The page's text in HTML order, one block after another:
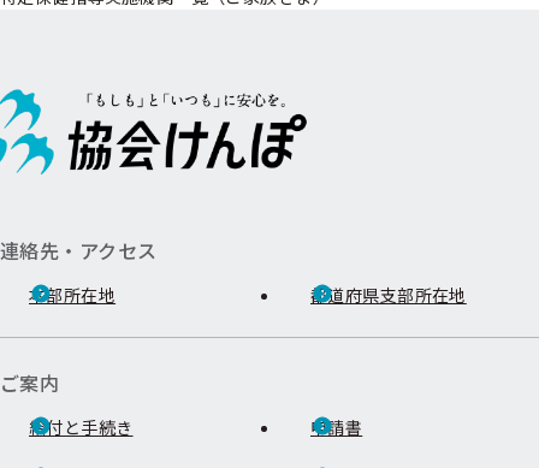
連絡先・アクセス
本部所在地 都道府県支部所在地
ご案内
給付と手続き 申請書